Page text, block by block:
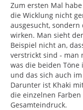
Zum ersten Mal
die Wicklung nicht
ausgesucht, sondern
wirken. Man sieht
Beispiel nicht an,
verstrickt sind - man
was die beiden Töne
und das sich auch
Darunter ist Khaki
die einzelnen
Gesamteindruck.